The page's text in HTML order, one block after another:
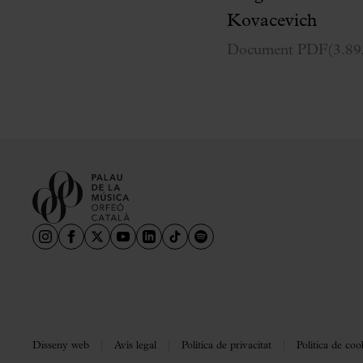
Kovacevich
Document PDF(
Disseny web Avís legal Política de privacitat Política de